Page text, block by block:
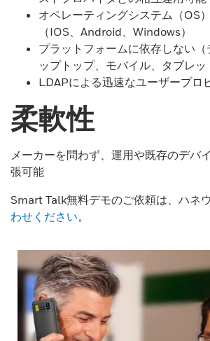
オペレーティングシステム（OS
（IOS、Android、Windows）
プラットフォームに依存しない
ップトップ、モバイル、タブレッ
LDAPによる迅速なユーザープロ
柔軟性
メーカーを問わず、運用や既存のデバ
張可能
Smart Talk無料デモのご依頼は、ハネ
わせください。